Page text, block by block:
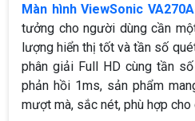
Màn hình ViewSonic
tưởng cho người dùng cần
lượng hiển thị tốt và tần số
phân giải Full HD cùng tần
phản hồi 1ms, sản phẩm
mượt mà, sắc nét, phù hợp